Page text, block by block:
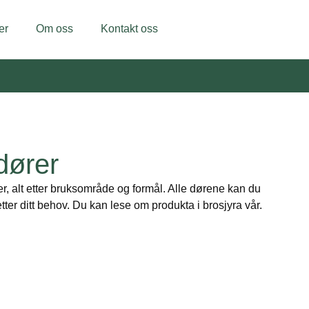
Om oss Kontakt oss
alt etter bruksområde og formål. Alle dørene kan du
ditt behov. Du kan lese om produkta i brosjyra vår.